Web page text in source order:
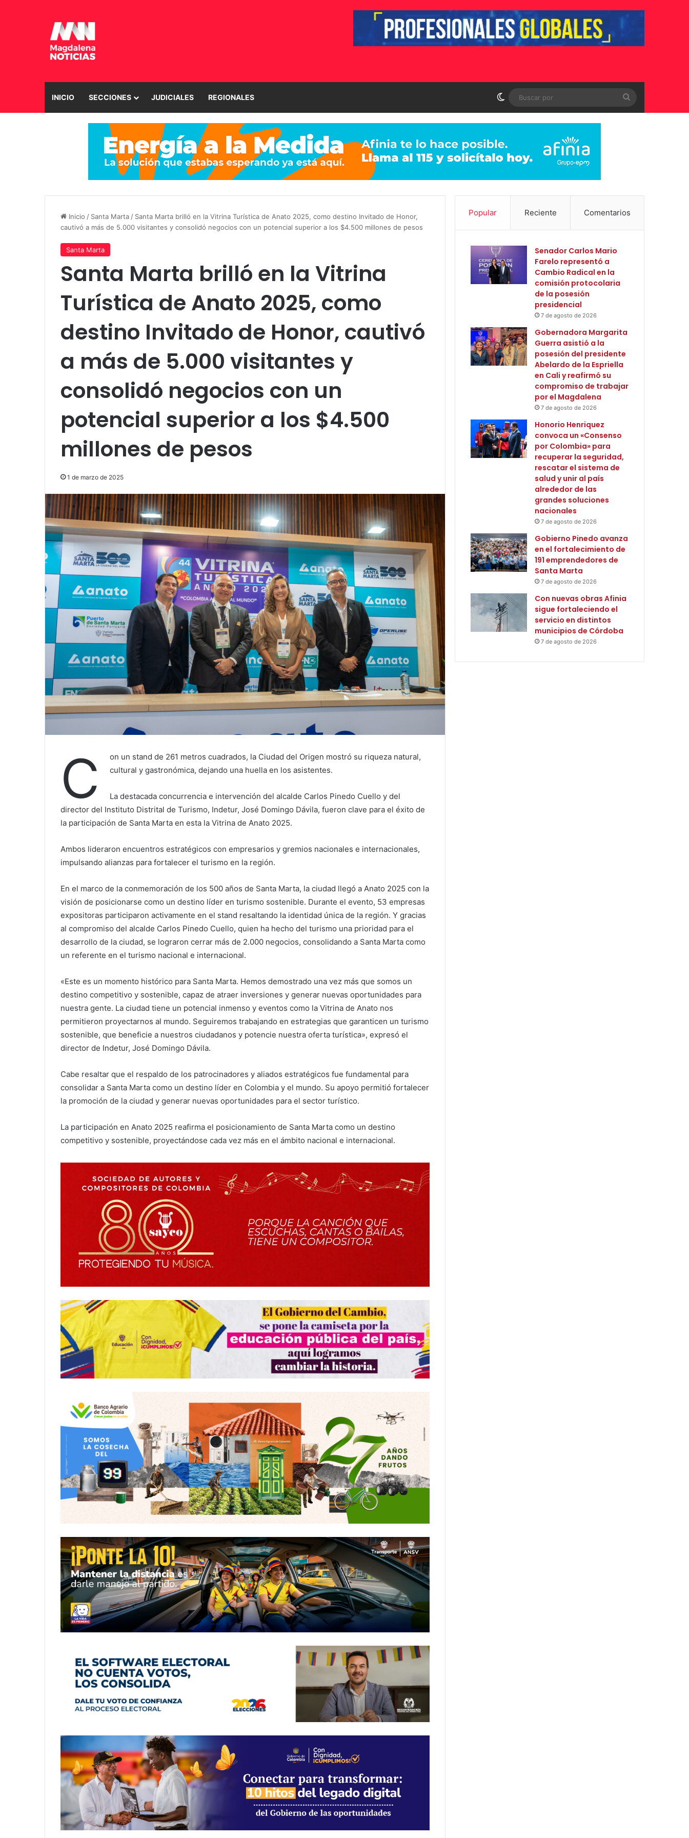
INICIO SECCIONES JUDICIALES REGIONALES Switch skin
por
Inicio / Santa Marta / Santa Marta brilló en la Vitrina Turística de Anato 2025, como destino Invitado de Honor,
cautivó a más de 5.000 visitantes y consolidó negocios con un potencial superior a los $4.500 millones de pesos
Santa Marta
Santa Marta brilló en la Vitrina
Turística de Anato 2025, como
destino Invitado de Honor, cautivó
a más de 5.000 visitantes y
consolidó negocios con un
potencial superior a los $4.500
millones de pesos
1 de marzo de 2025
C
on un stand de 261 metros cuadrados, la Ciudad del Origen mostró su riqueza natural,
cultural y gastronómica, dejando una huella en los asistentes.
La destacada concurrencia e intervención del alcalde Carlos Pinedo Cuello y del
director del Instituto Distrital de Turismo, Indetur, José Domingo Dávila, fueron clave para el éxito de
la participación de Santa Marta en esta la Vitrina de Anato 2025.
Ambos lideraron encuentros estratégicos con empresarios y gremios nacionales e internacionales,
impulsando alianzas para fortalecer el turismo en la región.
En el marco de la conmemoración de los 500 años de Santa Marta, la ciudad llegó a Anato 2025 con la
visión de posicionarse como un destino líder en turismo sostenible. Durante el evento, 53 empresas
expositoras participaron activamente en el stand resaltando la identidad única de la región. Y gracias
al compromiso del alcalde Carlos Pinedo Cuello, quien ha hecho del turismo una prioridad para el
desarrollo de la ciudad, se lograron cerrar más de 2.000 negocios, consolidando a Santa Marta como
un referente en el turismo nacional e internacional.
«Este es un momento histórico para Santa Marta. Hemos demostrado una vez más que somos un
destino competitivo y sostenible, capaz de atraer inversiones y generar nuevas oportunidades para
nuestra gente. La ciudad tiene un potencial inmenso y eventos como la Vitrina de Anato nos
permitieron proyectarnos al mundo. Seguiremos trabajando en estrategias que garanticen un turismo
sostenible, que beneficie a nuestros ciudadanos y potencie nuestra oferta turística», expresó el
director de Indetur, José Domingo Dávila.
Cabe resaltar que el respaldo de los patrocinadores y aliados estratégicos fue fundamental para
consolidar a Santa Marta como un destino líder en Colombia y el mundo. Su apoyo permitió fortalecer
la promoción de la ciudad y generar nuevas oportunidades para el sector turístico.
La participación en Anato 2025 reafirma el posicionamiento de Santa Marta como un destino
competitivo y sostenible, proyectándose cada vez más en el ámbito nacional e internacional.
Popular Reciente Comentarios
Senador Carlos Mario
Farelo representó a
Cambio Radical en la
comisión protocolaria
de la posesión
presidencial
7 de agosto de 2026
Gobernadora Margarita
Guerra asistió a la
posesión del presidente
Abelardo de la Espriella
en Cali y reafirmó su
compromiso de trabajar
por el Magdalena
7 de agosto de 2026
Honorio Henriquez
convoca un «Consenso
por Colombia» para
recuperar la seguridad,
rescatar el sistema de
salud y unir al país
alrededor de las
grandes soluciones
nacionales
7 de agosto de 2026
Gobierno Pinedo avanza
en el fortalecimiento de
191 emprendedores de
Santa Marta
7 de agosto de 2026
Con nuevas obras Afinia
sigue fortaleciendo el
servicio en distintos
municipios de Córdoba
7 de agosto de 2026